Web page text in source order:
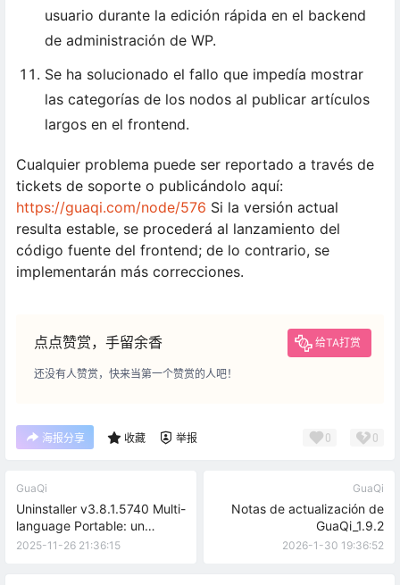
usuario durante la edición rápida en el backend
de administración de WP.
Se ha solucionado el fallo que impedía mostrar
las categorías de los nodos al publicar artículos
largos en el frontend.
Cualquier problema puede ser reportado a través de
tickets de soporte o publicándolo aquí:
https://guaqi.com/node/576 Si la versión actual
resulta estable, se procederá al lanzamiento del
código fuente del frontend; de lo contrario, se
implementarán más correcciones.
点点赞赏，手留余香 给TA打赏
还没有人赞赏，快来当第一个赞赏的人吧！
海报分享 收藏 举报 0 0
GuaQi
Uninstaller v3.8.1.5740 Multi-
language Portable: un
limpiador de software
2025-11-26 21:36:15
GuaQi
Notas de actualización de
GuaQi_1.9.2
2026-1-30 19:36:52